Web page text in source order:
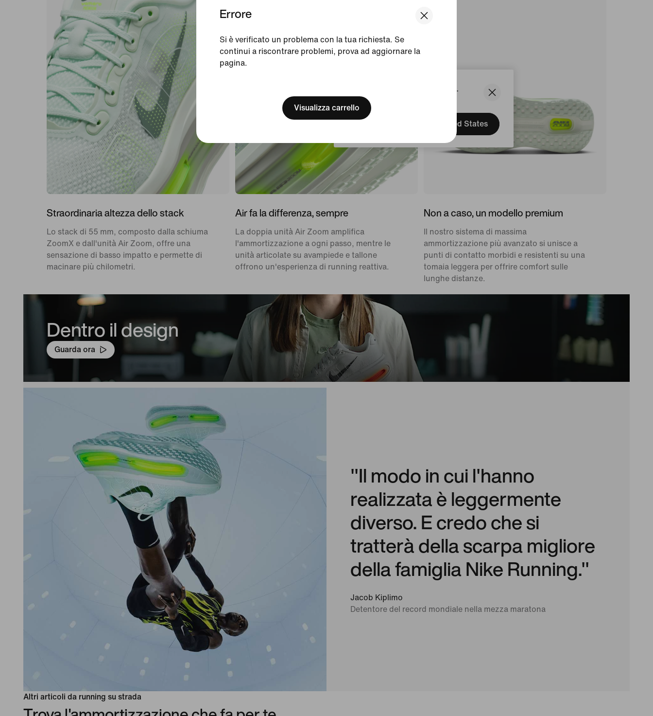
We think you are in United States.
Update your location?
United States
Errore
Si è verificato un problema con la tua richiesta. Se
continui a riscontrare problemi, prova ad aggiornare la
pagina.
Visualizza carrello
Straordinaria altezza dello stack
Lo stack di 55 mm, composto dalla schiuma
ZoomX e dall'unità Air Zoom, offre una
sensazione di basso impatto e permette di
macinare più chilometri.
Air fa la differenza, sempre
La doppia unità Air Zoom amplifica
l'ammortizzazione a ogni passo, mentre le
unità articolate su avampiede e tallone
offrono un'esperienza di running reattiva.
Non a caso, un modello premium
Il nostro sistema di massima
ammortizzazione più avanzato si unisce a
punti di contatto morbidi e resistenti su una
tomaia leggera per offrire comfort sulle
lunghe distanze.
Dentro il design
Guarda ora
"Il modo in cui l'hanno
realizzata è leggermente
diverso. E credo che si
tratterà della scarpa migliore
della famiglia Nike Running."
Jacob Kiplimo
Detentore del record mondiale nella mezza maratona
Altri articoli da running su strada